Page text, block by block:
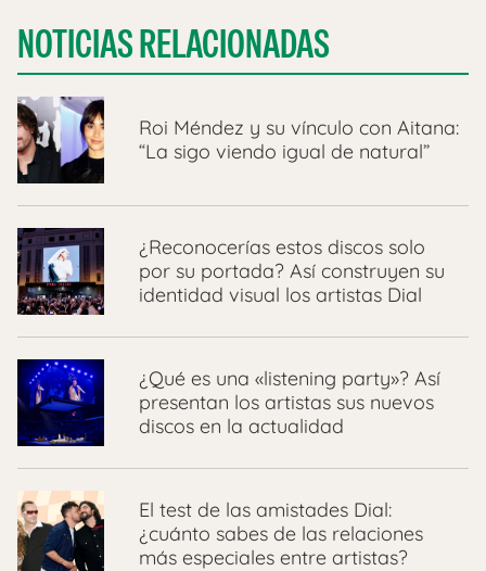
NOTICIAS RELACIONADAS
Roi Méndez y su vínculo con Aitana:
“La sigo viendo igual de natural”
¿Reconocerías estos discos solo
por su portada? Así construyen su
identidad visual los artistas Dial
¿Qué es una «listening party»? Así
presentan los artistas sus nuevos
discos en la actualidad
El test de las amistades Dial:
¿cuánto sabes de las relaciones
más especiales entre artistas?